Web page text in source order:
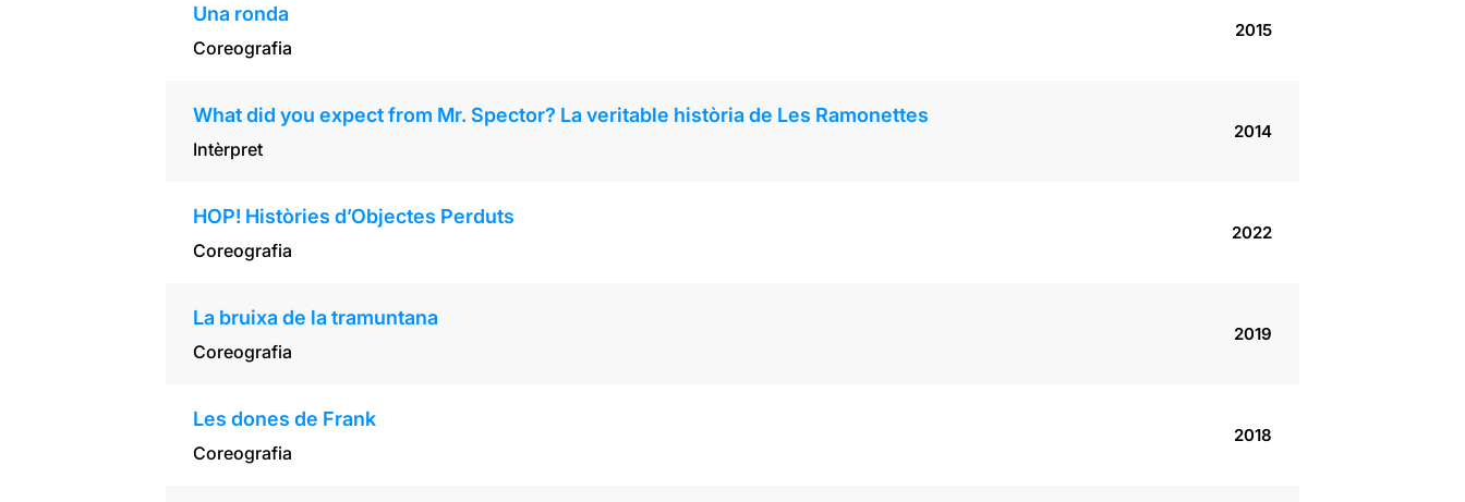
Una ronda
Coreografia
2015
What did you expect from Mr. Spector? La veritable història de Les Ramonettes
Intèrpret
2014
HOP! Històries d’Objectes Perduts
Coreografia
2022
La bruixa de la tramuntana
Coreografia
2019
Les dones de Frank
Coreografia
2018